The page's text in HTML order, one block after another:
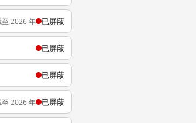
至 2026 年 已屏蔽
已屏蔽
已屏蔽
至 2026 年 已屏蔽